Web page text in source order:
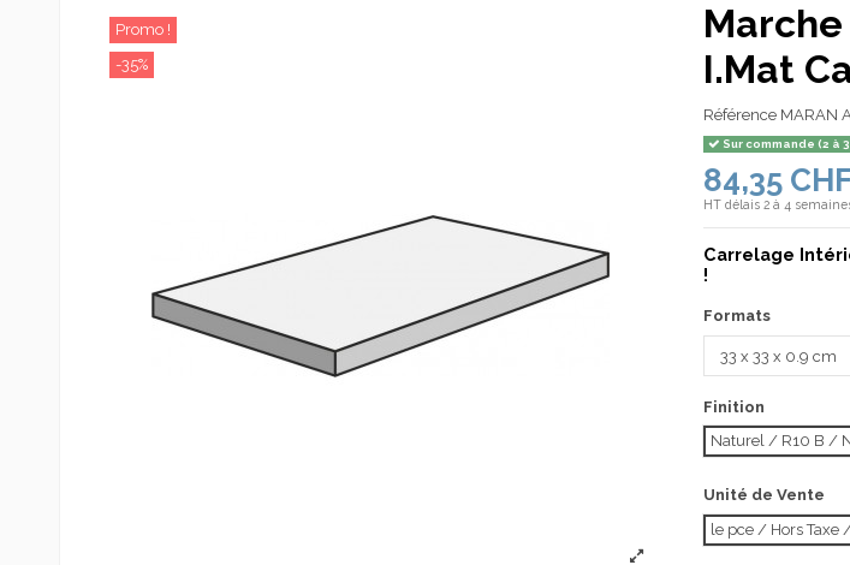
Promo !
-35%
Marche
I.Mat
Référence MARAN
Sur commande (2 à
84,35
HTdélais 2 à 4
Carrelage
!
Formats
Finition
Naturel / R10 B /
Unité de Vente
le pce / Hors